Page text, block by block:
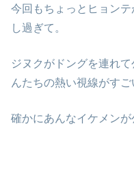
今回もちょっとヒョン
し過ぎて。
ジヌクがドングを連れ
んたちの熱い視線がすご
確かにあんなイケメンが